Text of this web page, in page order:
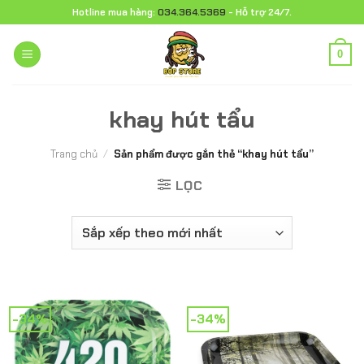
đến
nội
dung
Hotline mua hàng: 034.364.5369 - Hỗ trợ 24/7.
0
khay hút tẩu
Trang chủ / Sản phẩm được gắn thẻ “khay hút tẩu”
LỌC
-34% -34%